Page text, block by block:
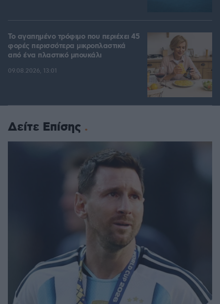
Το αγαπημένο τρόφιμο που περιέχει 45
φορές περισσότερα μικροπλαστικά
από ένα πλαστικό μπουκάλι
09.08.2026, 13:01
Δείτε Επίσης